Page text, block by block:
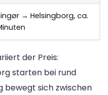
→ Helsingborg, ca.
der Preis:
starten bei rund
bewegt sich zwischen